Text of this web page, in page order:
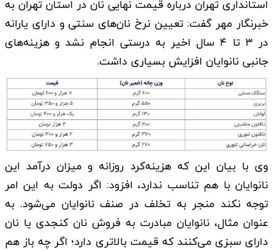
استانداری تهران درباره قیمت نهایی نان در استان تهران به
خبرنگار مهر گفت: تعیین نرخ نان‌های سنتی و دارای یارانه
در ۳ تا ۴ سال اخیر به درستی انجام نشد و هزینه‌های
جانبی نانوایان افزایش بسیاری داشت.
وی با بیان این که هزینه‌کرد روزانه و میزان درآمد این
نانوایان با هم تناسب ندارد، افزود: اگر دولت به این امر
توجه نکند منجر به تخلف در صنف نانوایان می‌شود. به
عنوان مثال، نانوایان مبادرت به فروش نان کنجدی یا نان
دارای سبزی می‌کنند که قیمت بالاتری دارد؛ اگر چه باز هم